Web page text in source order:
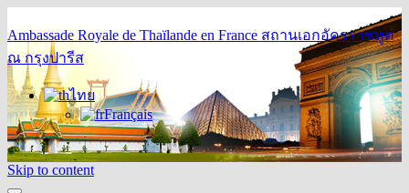
Ambassade Royale de Thaïlande en France สถานเอกอัครราชทูต
ณ กรุงปารีส
ไทย
Français
Skip to content